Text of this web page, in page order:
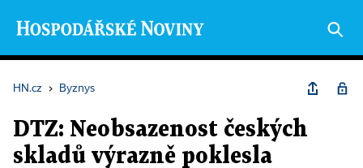
HN.cz › Byznys
DTZ: Neobsazenost českých
skladů výrazně poklesla